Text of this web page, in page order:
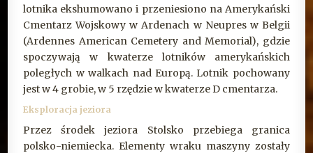
lotnika ekshumowano i przeniesiono na Amerykański
Cmentarz Wojskowy w Ardenach w Neupres w Belgii
(Ardennes American Cemetery and Memorial), gdzie
spoczywają w kwaterze lotników amerykańskich
poległych w walkach nad Europą. Lotnik pochowany
jest w 4 grobie, w 5 rzędzie w kwaterze D cmentarza.
Eksploracja jeziora
Przez środek jeziora Stolsko przebiega granica
polsko-niemiecka. Elementy wraku maszyny zostały